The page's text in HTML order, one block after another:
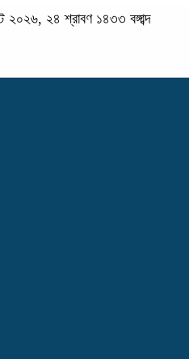
২০২৬, ২৪ শ্রাবণ ১৪৩৩ বঙ্গাব্দ